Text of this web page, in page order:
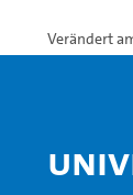
Verändert